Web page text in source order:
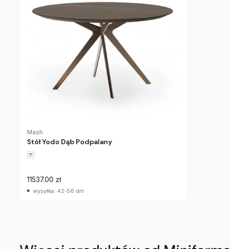
Mash
Stół Yodo Dąb Podpalany
11537.00 zł
wysyłka: 42-56 dni